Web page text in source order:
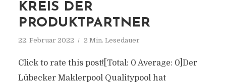
KREIS DER
PRODUKTPARTNER
22. Februar 2022 2 Min. Lesedauer
Click to rate this post![Total: 0 Average: 0]Der
Lübecker Maklerpool Qualitypool hat